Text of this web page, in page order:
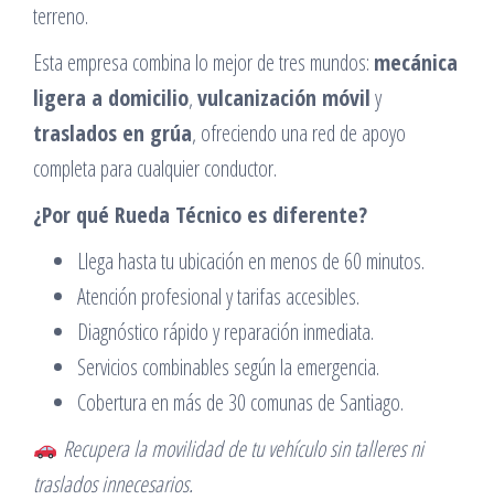
terreno.
Esta empresa combina lo mejor de tres mundos: mecánica
ligera a domicilio,vulcanización móvily
traslados en grúa, ofreciendo una red de apoyo
completa para cualquier conductor.
¿Por qué Rueda Técnico es diferente?
Llega hasta tu ubicación en menos de 60 minutos.
Atención profesional y tarifas accesibles.
Diagnóstico rápido y reparación inmediata.
Servicios combinables según la emergencia.
Cobertura en más de 30 comunas de Santiago.
Recupera la movilidad de tu vehículo sin talleres ni
traslados innecesarios.